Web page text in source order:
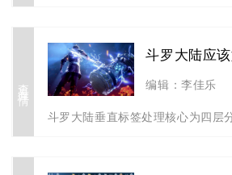
查看详情 编辑：李佳乐